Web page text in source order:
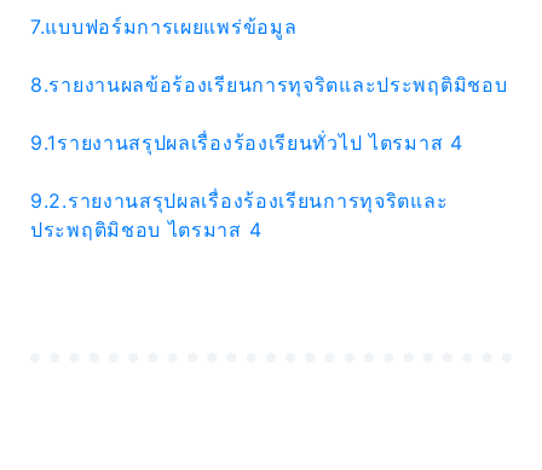
7.แบบฟอร์มการเผยแพร่ข้อมูล
8.รายงานผลข้อร้องเรียนการทุจริตและประพฤติมิชอบ
9.1รายงานสรุปผลเรื่องร้องเรียนทั่วไป ไตรมาส 4
9.2.รายงานสรุปผลเรื่องร้องเรียนการทุจริตและ
ประพฤติมิชอบ ไตรมาส 4